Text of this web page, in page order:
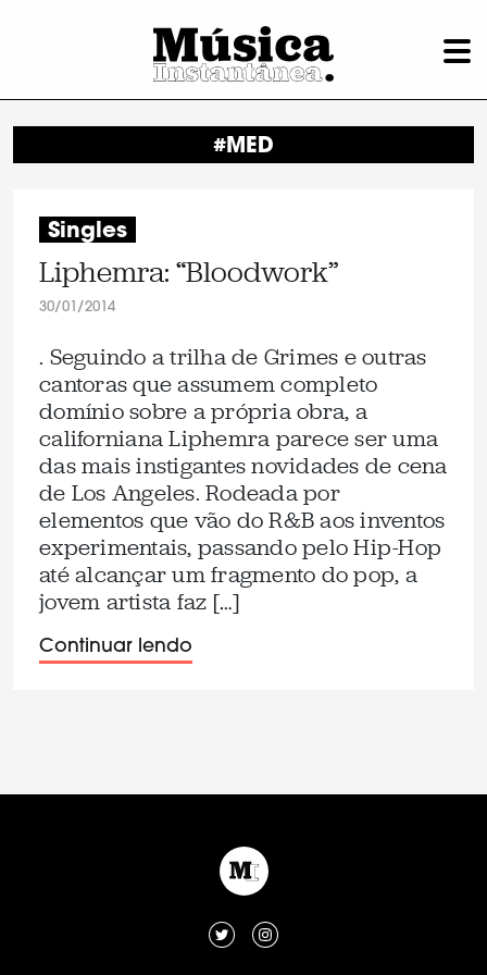
#MED
Singles
Liphemra: “Bloodwork”
30/01/2014
. Seguindo a trilha de Grimes e outras
cantoras que assumem completo
domínio sobre a própria obra, a
californiana Liphemra parece ser uma
das mais instigantes novidades de cena
de Los Angeles. Rodeada por
elementos que vão do R&B aos inventos
experimentais, passando pelo Hip-Hop
até alcançar um fragmento do pop, a
jovem artista faz […]
Continuar lendo